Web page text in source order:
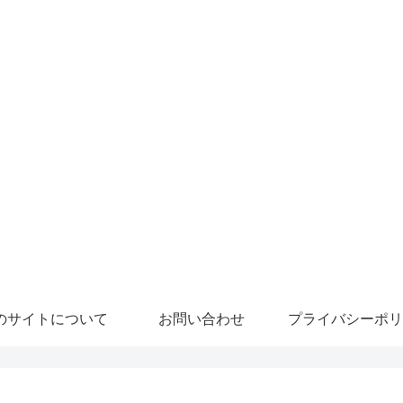
サイトについて お問い合わせ プライバシーポ